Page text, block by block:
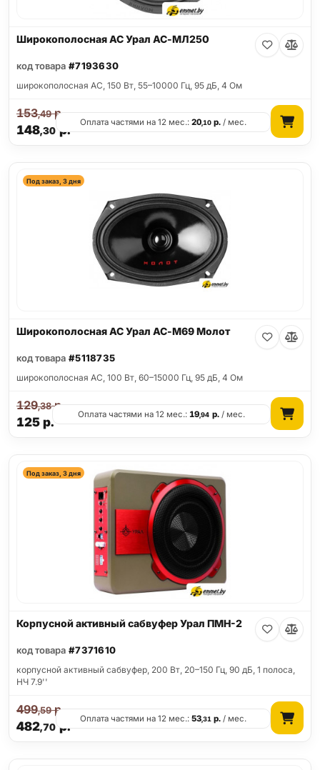
Широкополосная АС Урал АС-МЛ250
код товара #7193630
широкополосная АС, 150 Вт, 55–10000 Гц, 95 дБ, 4 Ом
148,30р.
153,49р.
Оплата частями на 12 мес.:20,10 р. / мес.
Под заказ, 3 дня
Широкополосная АС Урал АС-М69 Молот
код товара #5118735
широкополосная АС, 100 Вт, 60–15000 Гц, 95 дБ, 4 Ом
125р.
129,38р.
Оплата частями на 12 мес.:19,94 р./ мес.
Под заказ, 3 дня
Корпусной активный сабвуфер Урал ПМН-2
код товара #7371610
корпусной активный сабвуфер, 200 Вт, 20–150 Гц, 90 дБ, 1 полоса,
НЧ 7.9''
482,70р.
499,59р.
Оплата частями на 12 мес.:53,31 р. / мес.